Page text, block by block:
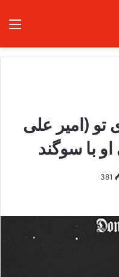
تو (امیر علی
381